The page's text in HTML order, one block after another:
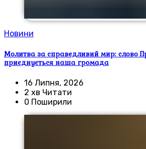
Новини
Молитва за справедливий мир: слово
приєднується наша громада
16 Липня, 2026
2 хв Читати
0 Поширили